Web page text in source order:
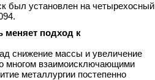
был установлен на четырехосный
меняет подход к
снижение массы и увеличение
многом взаимоисключающими
металлургии постепенно